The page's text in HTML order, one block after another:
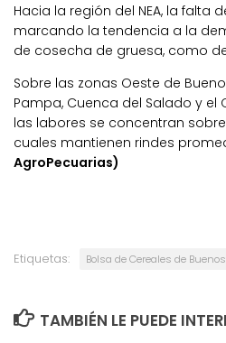
Hacia la región del NEA, la falta
marcando la tendencia a la
de cosecha de gruesa, como
Sobre las zonas Oeste de
Pampa, Cuenca del Salado y el
las labores se concentran
cuales mantienen rindes
AgroPecuarias)
Etiquetas: Bolsa de Cereales de
TAMBIÉN LE PUEDE